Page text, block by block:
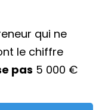
qui ne
le chiffre
pas 5 000 €